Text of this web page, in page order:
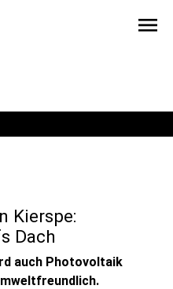
menu
Kierspe:
Dach
auch Photovoltaik